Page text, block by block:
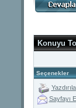
Konuyu
Seçenekler
Sayfayı